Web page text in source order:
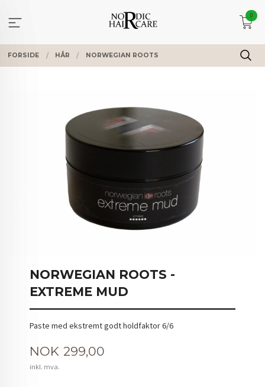
innholdet
0
FORSIDE HÅR NORWEGIAN ROOTS
NORWEGIAN ROOTS -
EXTREME MUD
Paste med ekstremt godt holdfaktor 6/6
Pris
NOK 299,00
inkl. mva.